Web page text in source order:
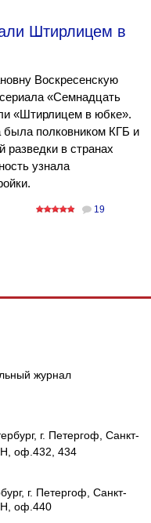
Штирлицем в
Воскресенскую
«Семнадцать
«Штирлицем в юбке».
была полковником КГБ и
разведки в странах
узнала
19
журнал
г. Петергоф, Санкт-
Н, оф.432, 434
г. Петергоф, Санкт-
Н, оф.440